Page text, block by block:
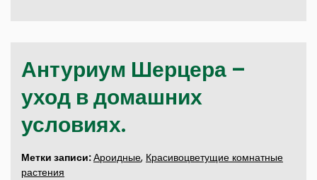
Антуриум Шерцера –
уход в домашних
условиях.
Метки записи:Ароидные, Красивоцветущие комнатные
растения